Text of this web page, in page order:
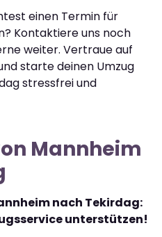
einen Termin für
Kontaktiere uns noch
weiter. Vertraue auf
starte deinen Umzug
stressfrei und
Mannheim
nach Tekirdag:
unterstützen!